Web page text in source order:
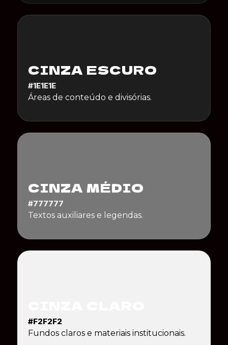
CINZA ESCURO
#1E1E1E
Áreas de conteúdo e divisórias.
CINZA MÉDIO
#777777
Textos auxiliares e legendas.
#F2F2F2
Fundos claros e materiais institucionais.